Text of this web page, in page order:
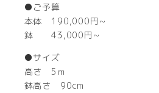
●ご予算
本体 190,000円~
鉢 43,000円~
●サイズ
高さ 5ｍ
鉢高さ 90cm